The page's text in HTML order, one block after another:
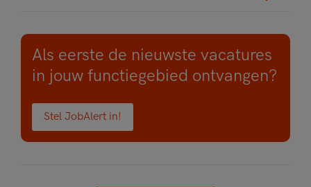
Als eerste de nieuwste vacatures
in jouw functiegebied ontvangen?
Stel JobAlert in!